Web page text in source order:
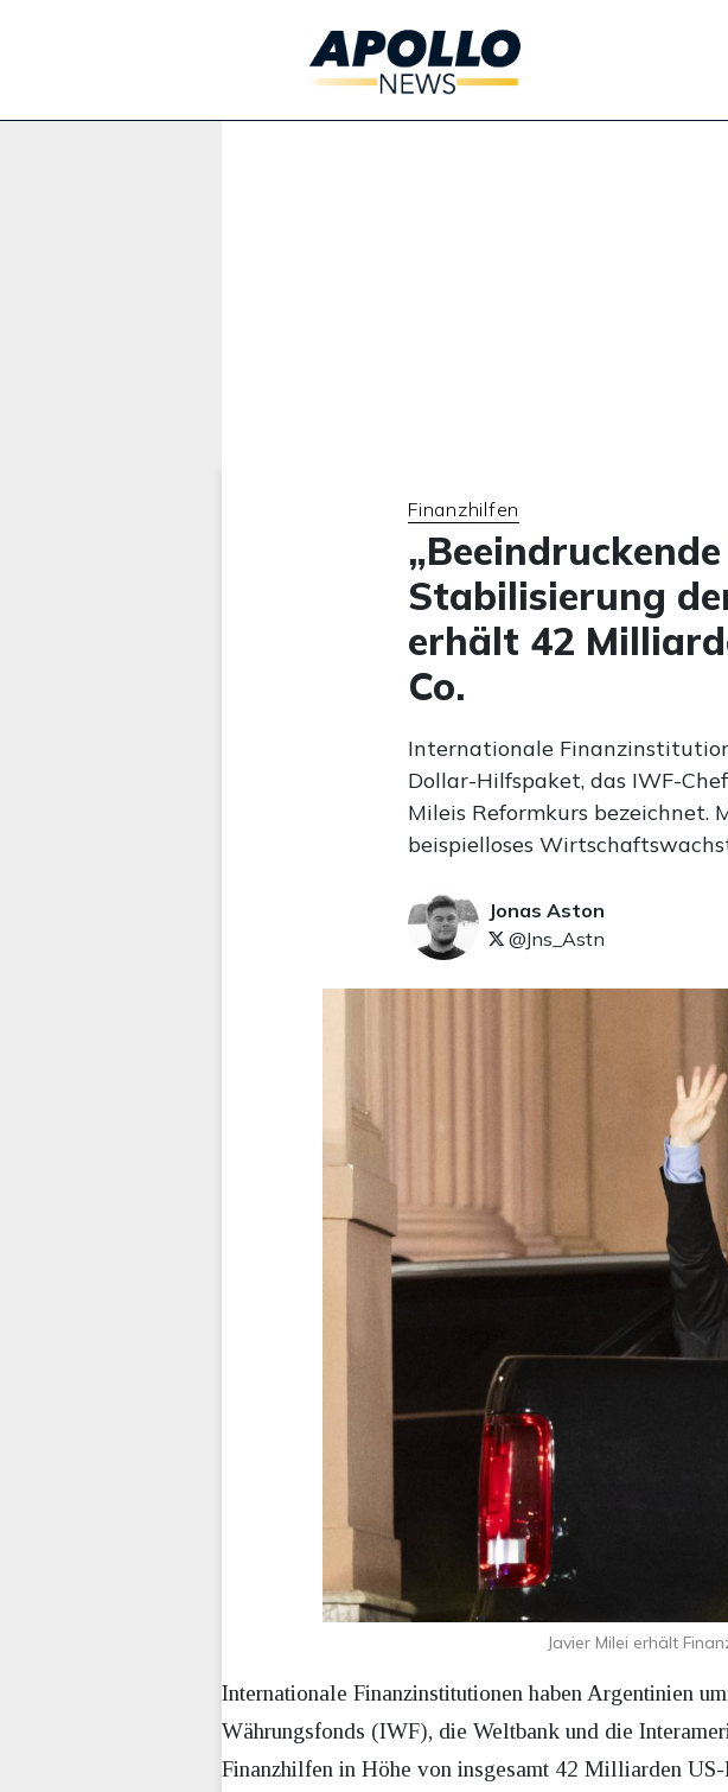
Finanzhilfen
Stabilisierung
erhält 42
Co.
Internationale
Dollar-Hilfspaket, das IWF-
Mileis Reformkurs bezeichnet.
beispielloses
Jonas Aston
@Jns_Astn
Javier Milei erhält
Internationale Finanzinstitutionen haben Argentinien
Währungsfonds (IWF), die Weltbank und die
Finanzhilfen in Höhe von insgesamt 42 Milliarden